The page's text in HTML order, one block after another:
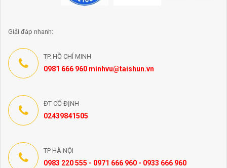
Giải đáp nhanh:
TP. HỒ CHÍ MINH
0981 666 960 minhvu@taishun.vn
ĐT CỐ ĐỊNH
02439841505
TP HÀ NỘI
0983 220 555 - 0971 666 960 - 0933 666 960